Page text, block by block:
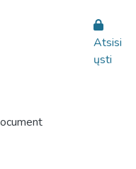
Atsisi
ųsti